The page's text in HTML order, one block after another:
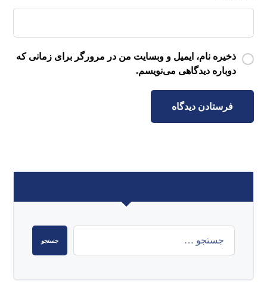
ذخیره نام، ایمیل و وبسایت من در مرورگر برای زمانی که
دوباره دیدگاهی می‌نویسم.